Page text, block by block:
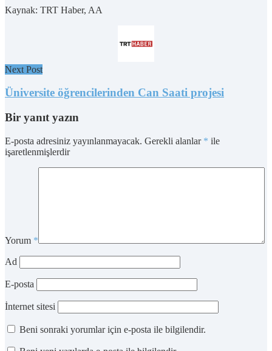
Kaynak: TRT Haber, AA
Next Post
Üniversite öğrencilerinden Can Saati projesi
Bir yanıt yazın
E-posta adresiniz yayınlanmayacak. Gerekli alanlar * ile
işaretlenmişlerdir
Yorum *
Ad
E-posta
İnternet sitesi
Beni sonraki yorumlar için e-posta ile bilgilendir.